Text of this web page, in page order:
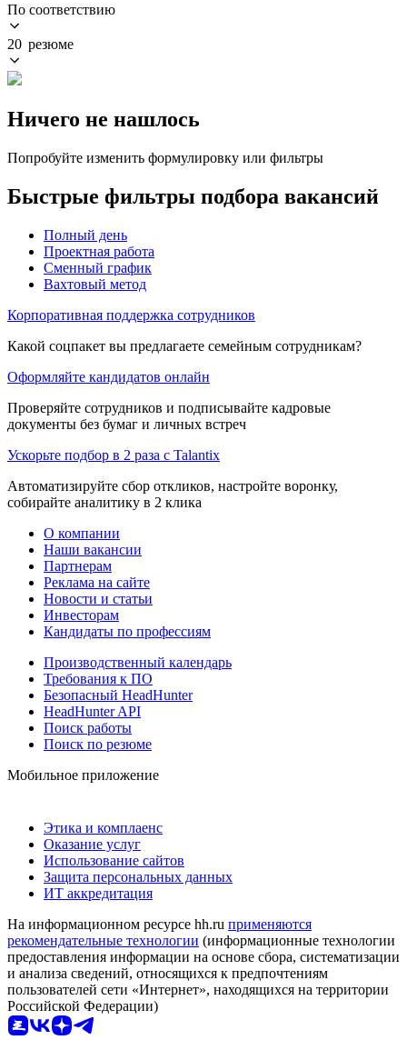
По соответствию
20 резюме
Ничего не нашлось
Попробуйте изменить формулировку или фильтры
Быстрые фильтры подбора вакансий
Полный день
Проектная работа
Сменный график
Вахтовый метод
Корпоративная поддержка сотрудников
Какой соцпакет вы предлагаете семейным сотрудникам?
Оформляйте кандидатов онлайн
Проверяйте сотрудников и подписывайте кадровые
документы без бумаг и личных встреч
Ускорьте подбор в 2 раза с Talantix
Автоматизируйте сбор откликов, настройте воронку,
собирайте аналитику в 2 клика
О компании
Наши вакансии
Партнерам
Реклама на сайте
Новости и статьи
Инвесторам
Кандидаты по профессиям
Производственный календарь
Требования к ПО
Безопасный HeadHunter
HeadHunter API
Поиск работы
Поиск по резюме
Мобильное приложение
Этика и комплаенс
Оказание услуг
Использование сайтов
Защита персональных данных
ИТ аккредитация
На информационном ресурсе hh.ru применяются
рекомендательные технологии (информационные технологии
предоставления информации на основе сбора, систематизации
и анализа сведений, относящихся к предпочтениям
пользователей сети «Интернет», находящихся на территории
Российской Федерации)